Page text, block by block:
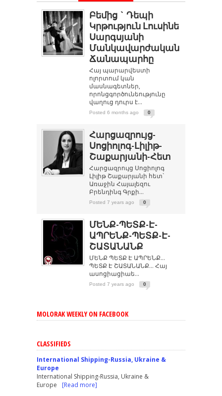
Բեմից ` Դեպի
Կրթություն Լուսինե
Սարգսյանի
Մանկավարժական
Ճանապարհը
Հայ պարարվեստի
ոլորտում կան
մասնագետներ,
որոնցգործունեությունը
վաղուց դուրս է...
Posted 6 months ago 0
Հարցազրույց-
Սոցիոլոգ-Լիլիթ-
Շաքարյանի-Հետ
Հարցազրույց Սոցիոլոգ
Լիլիթ Շաքարյանի հետ`
Առաջին Հայալեզու
Բրենդինգ Գրքի...
Posted 7 years ago 0
ՄԵՆՔ-ՊԵՏՔ-Է-
ԱՊՐԵՆՔ-ՊԵՏՔ-Է-
ՇԱՏԱՆԱՆՔ
ՄԵՆՔ ՊԵՏՔ Է ԱՊՐԵՆՔ…
ՊԵՏՔ Է ՇԱՏԱՆԱՆՔ… Հայ
ասոցիացիաե...
Posted 7 years ago 0
MOLORAK WEEKLY ON FACEBOOK
CLASSIFIEDS
International Shipping-Russia, Ukraine &
Europe
International Shipping-Russia, Ukraine &
Europe
[Read more]